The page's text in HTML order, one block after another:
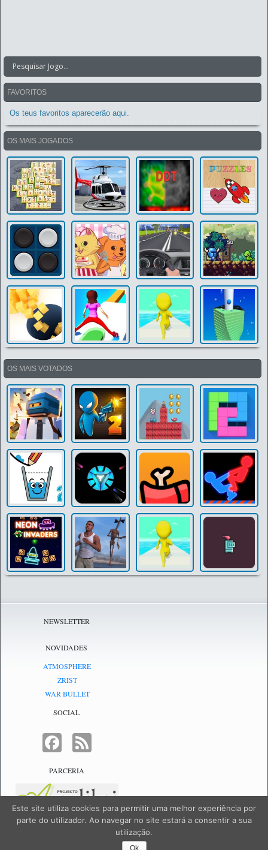
FAVORITOS
Os teus favoritos aparecerão aqui.
OS MAIS JOGADOS
OS MAIS VOTADOS
NEWSLETTER
NOVIDADES
ATMOSPHERE
ZRIST
WAR BULLET
SOCIAL
FACEBOOK
PARCERIA
NetJogos - powered byNetJogos
Este site utiliza cookies para permitir uma melhor experiência por
parte do utilizador. Ao navegar no site estará a consentir a sua
utilização.
Ok